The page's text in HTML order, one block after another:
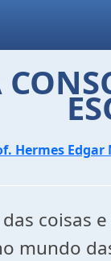
Hermes
coisas
mundo